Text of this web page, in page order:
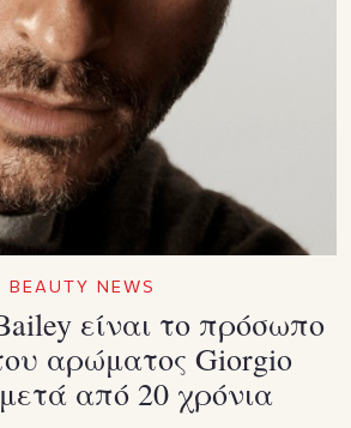
BEAUTY NEWS
είναι το πρόσωπο
αρώματος Giorgio
από 20 χρόνια